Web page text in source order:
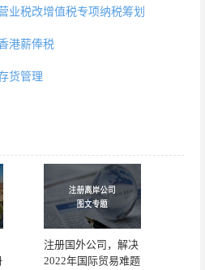
业税改增值税专项纳税筹划
港薪俸税
货管理
注册国外公司，解决
2022年国际贸易难题